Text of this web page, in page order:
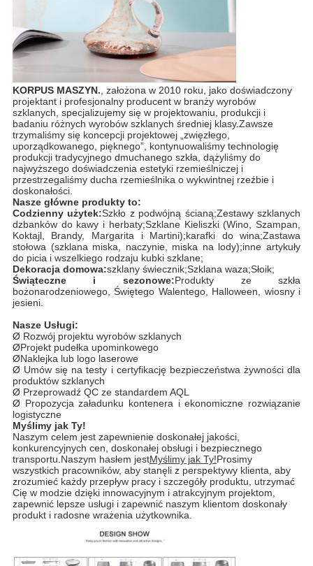
KORPUS MASZYN., założona w 2010 roku, jako doświadczony
projektant i profesjonalny producent w branży wyrobów
szklanych, specjalizujemy się w projektowaniu, produkcji i
badaniu różnych wyrobów szklanych średniej klasy.Zawsze
trzymaliśmy się koncepcji projektowej „zwięzłego,
uporządkowanego, pięknego”, kontynuowaliśmy technologię
produkcji tradycyjnego dmuchanego szkła, dążyliśmy do
najwyższego doświadczenia estetyki rzemieślniczej i
przestrzegaliśmy ducha rzemieślnika o wykwintnej rzeźbie i
doskonałości.
Nasze główne produkty to:
Codzienny użytek:Szkło z podwójną ścianą;Zestawy szklanych
dzbanków do kawy i herbaty;Szklane Kieliszki (Wino, Szampan,
Koktajl, Brandy, Margarita i Martini);karafki do wina;Zastawa
stołowa (szklana miska, naczynie, miska na lody);inne artykuły
do ​​picia i wszelkiego rodzaju kubki szklane;
Dekoracja domowa:szklany świecznik;Szklana waza;Słoik;
Świąteczne i sezonowe:Produkty ze szkła
bożonarodzeniowego, Świętego Walentego, Halloween, wiosny i
jesieni.
Nasze Usługi:
Ø Rozwój projektu wyrobów szklanych
ØProjekt pudełka upominkowego
ØNaklejka lub logo laserowe
Ø Umów się na testy i certyfikację bezpieczeństwa żywności dla
produktów szklanych
Ø Przeprowadź QC ze standardem AQL
Ø Propozycja załadunku kontenera i ekonomiczne rozwiązanie
logistyczne
Myślimy jak Ty!
Naszym celem jest zapewnienie doskonałej jakości,
konkurencyjnych cen, doskonałej obsługi i bezpiecznego
transportu.Naszym hasłem jestMyślimy jak Ty!Prosimy
wszystkich pracowników, aby stanęli z perspektywy klienta, aby
zrozumieć każdy przepływ pracy i szczegóły produktu, utrzymać
Cię w modzie dzięki innowacyjnym i atrakcyjnym projektom,
zapewnić lepsze usługi i zapewnić naszym klientom doskonały
produkt i radosne wrażenia użytkownika.